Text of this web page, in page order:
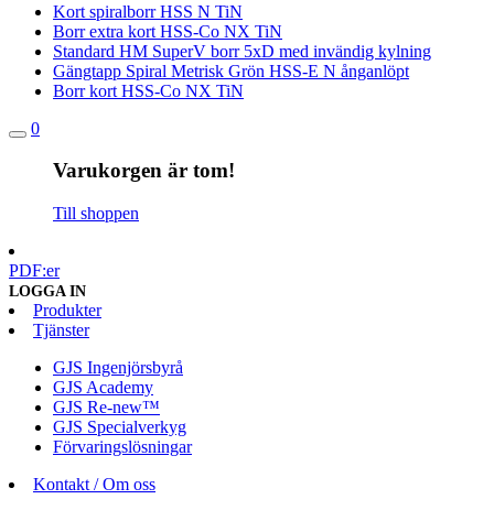
Kort spiralborr HSS N TiN
Borr extra kort HSS-Co NX TiN
Standard HM SuperV borr 5xD med invändig kylning
Gängtapp Spiral Metrisk Grön HSS-E N ånganlöpt
Borr kort HSS-Co NX TiN
0
Varukorgen är tom!
Till shoppen
PDF:er
LOGGA IN
Produkter
Tjänster
GJS Ingenjörsbyrå
GJS Academy
GJS Re-new™
GJS Specialverkyg
Förvaringslösningar
Kontakt / Om oss